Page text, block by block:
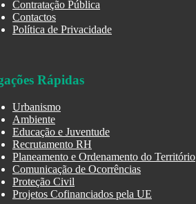
Contratação Pública
Contactos
Política de Privacidade
Rápidas
Urbanismo
Ambiente
Educação e Juventude
Recrutamento RH
Planeamento e Ordenamento do Território
Comunicação de Ocorrências
Proteção Civil
Projetos Cofinanciados pela UE